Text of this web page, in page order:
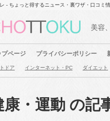
- ちょっと得するニュース・裏ワザ・口コミ
美容
プページ プライバシーポリシー
ドア インターネット・PC ダイエット
康・運動 の記